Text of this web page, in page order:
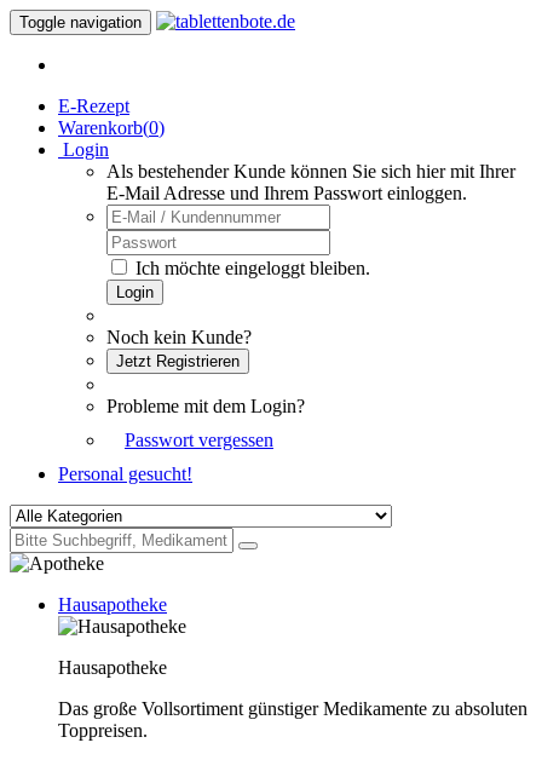
Toggle navigation
E-Rezept
Warenkorb(0)
Login
Als bestehender Kunde können Sie sich hier mit Ihrer
E-Mail Adresse und Ihrem Passwort einloggen.
Ich möchte eingeloggt bleiben.
Login
Noch kein Kunde?
Jetzt Registrieren
Probleme mit dem Login?
Passwort vergessen
Personal gesucht!
Hausapotheke
Hausapotheke
Das große Vollsortiment günstiger Medikamente zu absoluten
Toppreisen.